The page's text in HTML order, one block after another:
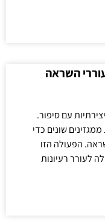
השראה
עם סיפור.
שונים כדי
הפעולה הזו
לעורר רעיונות